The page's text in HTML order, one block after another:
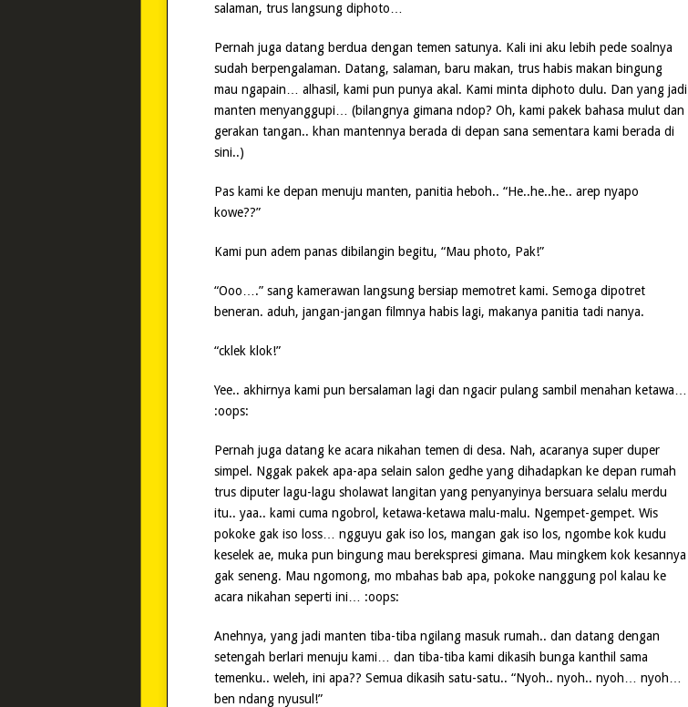
salaman, trus langsung diphoto…
Pernah juga datang berdua dengan temen satunya. Kali ini aku lebih pede soalnya
sudah berpengalaman. Datang, salaman, baru makan, trus habis makan bingung
mau ngapain… alhasil, kami pun punya akal. Kami minta diphoto dulu. Dan yang jadi
manten menyanggupi… (bilangnya gimana ndop? Oh, kami pakek bahasa mulut dan
gerakan tangan.. khan mantennya berada di depan sana sementara kami berada di
sini..)
Pas kami ke depan menuju manten, panitia heboh.. “He..he..he.. arep nyapo
kowe??”
Kami pun adem panas dibilangin begitu, “Mau photo, Pak!”
“Ooo….” sang kamerawan langsung bersiap memotret kami. Semoga dipotret
beneran. aduh, jangan-jangan filmnya habis lagi, makanya panitia tadi nanya.
“cklek klok!”
Yee.. akhirnya kami pun bersalaman lagi dan ngacir pulang sambil menahan ketawa…
:oops:
Pernah juga datang ke acara nikahan temen di desa. Nah, acaranya super duper
simpel. Nggak pakek apa-apa selain salon gedhe yang dihadapkan ke depan rumah
trus diputer lagu-lagu sholawat langitan yang penyanyinya bersuara selalu merdu
itu.. yaa.. kami cuma ngobrol, ketawa-ketawa malu-malu. Ngempet-gempet. Wis
pokoke gak iso loss… ngguyu gak iso los, mangan gak iso los, ngombe kok kudu
keselek ae, muka pun bingung mau berekspresi gimana. Mau mingkem kok kesannya
gak seneng. Mau ngomong, mo mbahas bab apa, pokoke nanggung pol kalau ke
acara nikahan seperti ini… :oops:
Anehnya, yang jadi manten tiba-tiba ngilang masuk rumah.. dan datang dengan
setengah berlari menuju kami… dan tiba-tiba kami dikasih bunga kanthil sama
temenku.. weleh, ini apa?? Semua dikasih satu-satu.. “Nyoh.. nyoh.. nyoh… nyoh…
ben ndang nyusul!”